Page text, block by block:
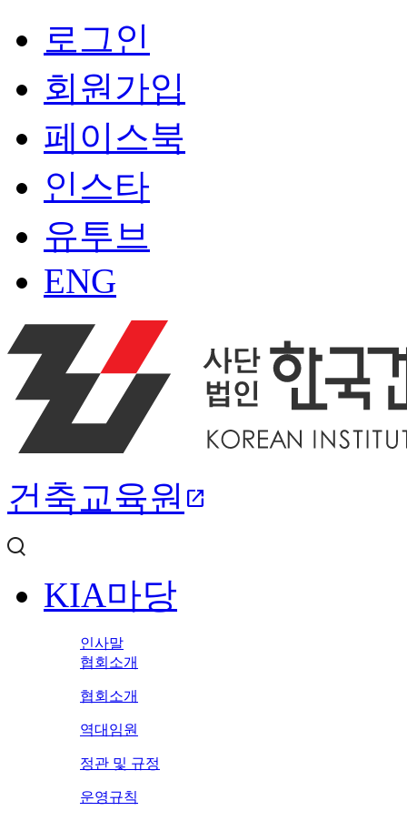
로그인
회원가입
페이스북
인스타
유투브
ENG
건축교육원 open_in_new
KIA마당
인사말
협회소개
협회소개
역대임원
정관 및 규정
운영규칙